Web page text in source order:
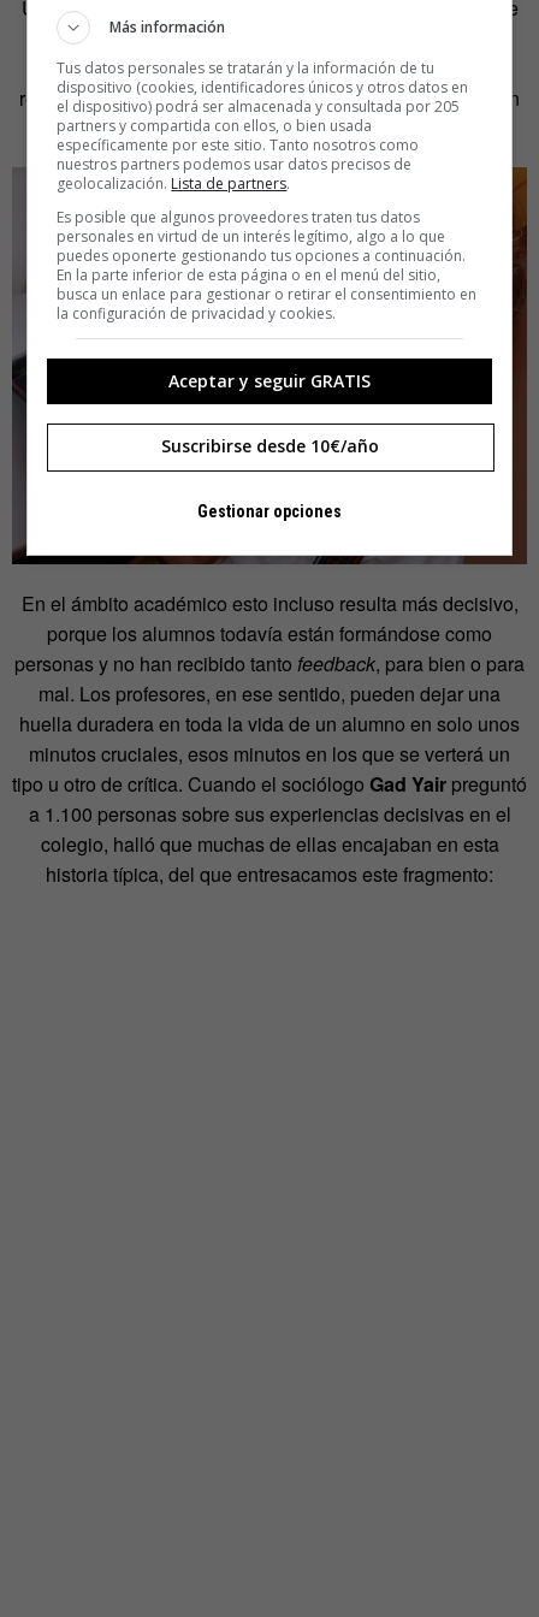
Universidad Roosevelt,
sobre
motivación en empleados en un espacio de tiempo que
abarcaba 46 años, descubrió que el factor que más se
repetía en todos a la hora de valorar una buena motivación
fue:«pleno reconocimiento del trabajo hecho
En el ámbito académico esto incluso resulta más decisivo,
porque los alumnos todavía están formándose como
personas y no han recibido tanto feedback, para bien o para
mal. Los profesores, en ese sentido, pueden dejar una
huella duradera en toda la vida de un alumno en solo unos
minutos cruciales, esos minutos en los que se verterá un
tipo u otro de crítica. Cuando el sociólogo Gad Yair preguntó
a 1.100 personas sobre sus experiencias decisivas en el
colegio, halló que muchas de ellas encajaban en esta
historia típica, del que entresacamos este fragmento:
Más información
Tus datos personales se tratarán y la información de tu
dispositivo (cookies, identificadores únicos y otros datos en
el dispositivo) podrá ser almacenada y consultada por 205
partners y compartida con ellos, o bien usada
específicamente por este sitio. Tanto nosotros como
nuestros partners podemos usar datos precisos de
geolocalización. Lista de partners.
Es posible que algunos proveedores traten tus datos
personales en virtud de un interés legítimo, algo a lo que
puedes oponerte gestionando tus opciones a continuación.
En la parte inferior de esta página o en el menú del sitio,
busca un enlace para gestionar o retirar el consentimiento en
la configuración de privacidad y cookies.
Aceptar y seguir GRATIS
Suscribirse desde 10€/año
Gestionar opciones